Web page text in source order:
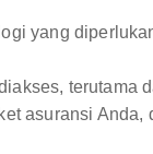
yang
terutama
asuransi Anda,